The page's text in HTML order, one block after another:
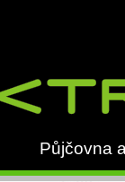
Půjčovna